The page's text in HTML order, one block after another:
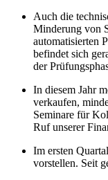
Auch die
Minderung von
automatisierten
befindet sich
der
In diesem Jahr
verkaufen,
Seminare für
Ruf unserer
Im ersten
vorstellen. Seit